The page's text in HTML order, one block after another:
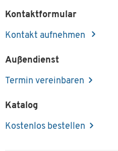
Kontaktformular
Kontakt aufnehmen
Außendienst
Termin vereinbaren
Katalog
Kostenlos bestellen